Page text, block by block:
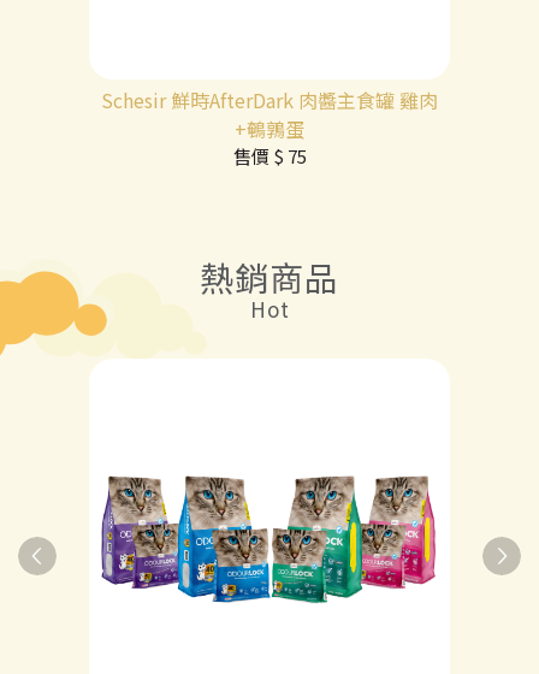
Schesir 鮮時AfterDark 肉醬主食罐 雞肉
+鵪鶉蛋
售價 $ 75
熱銷商品
Hot